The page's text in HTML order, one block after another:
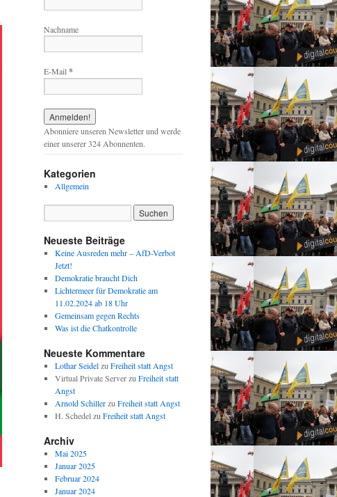
Nachname
E-Mail*
Abonniere unseren Newsletter und werde
einer unserer 324 Abonnenten.
Kategorien
Allgemein
Neueste Beiträge
Keine Ausreden mehr – AfD-Verbot
Jetzt!
Demokratie braucht Dich
Lichtermeer für Demokratie am
11.02.2024 ab 18 Uhr
Gemeinsam gegen Rechts
Was ist die Chatkontrolle
Neueste Kommentare
Lothar Seidelzu Freiheit statt Angst
Virtual Private Serverzu Freiheit statt
Angst
Arnold Schillerzu Freiheit statt Angst
H. Schedelzu Freiheit statt Angst
Archiv
Mai 2025
Januar 2025
Februar 2024
Januar 2024